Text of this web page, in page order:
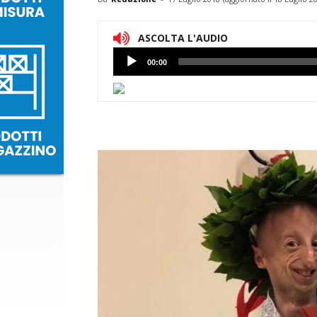
ASCOLTA L'AUDIO
Lettore
Audio
00:00